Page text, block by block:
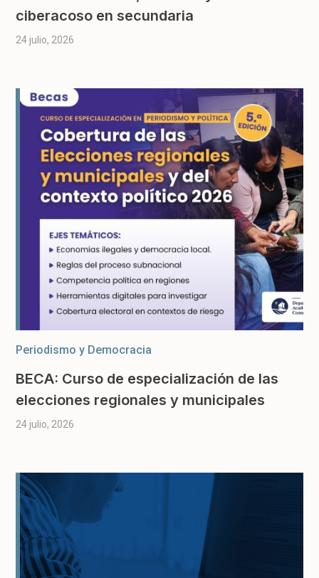
ciberacoso en secundaria
24 julio, 2026
Periodismo y Democracia
BECA: Curso de especialización de las
elecciones regionales y municipales
24 julio, 2026